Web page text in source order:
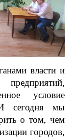
власти и
условие
И сегодня мы
о том, чем
городов,